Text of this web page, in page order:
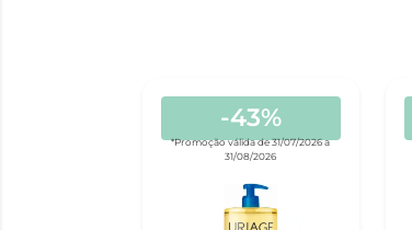
-43%
*Promoção válida de 31/07/2026 a
31/08/2026